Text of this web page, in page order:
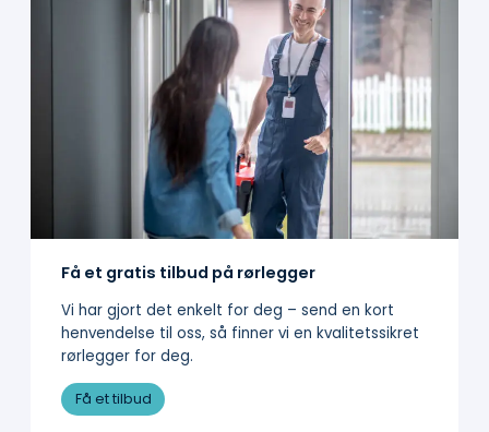
Få et gratis tilbud på rørlegger
Vi har gjort det enkelt for deg – send en kort
henvendelse til oss, så finner vi en kvalitetssikret
rørlegger for deg.
Få et tilbud